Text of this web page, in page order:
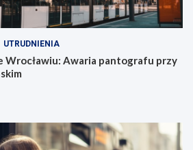
UTRUDNIENIA
Wrocławiu: Awaria pantografu przy